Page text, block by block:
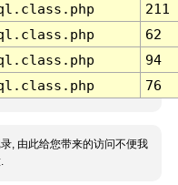
211
62
94
76
, 由此给您带来的访问不便我